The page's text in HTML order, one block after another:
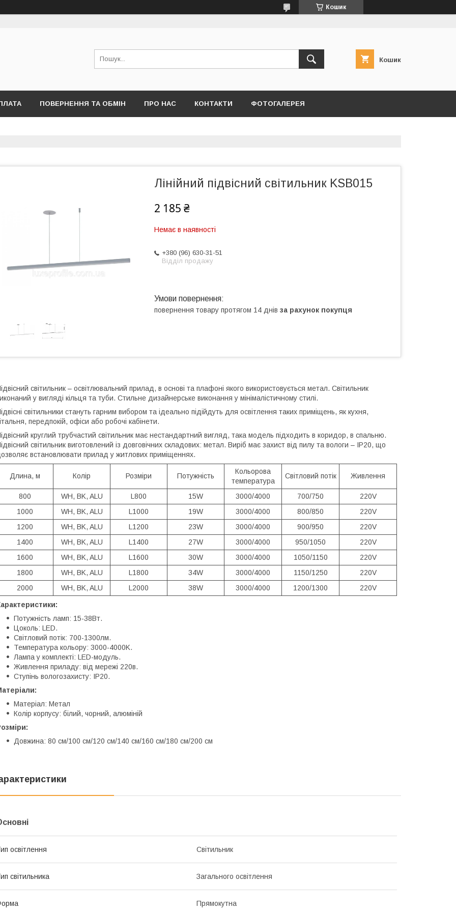
Кошик
Кошик
ПОВЕРНЕННЯ ТА ОБМІН ПРО НАС КОНТАКТИ ФОТОГАЛЕРЕЯ
Лінійний підвісний світильник KSB015
2 185 ₴
Немає в наявності
+380 (96) 630-31-51
Відділ продажу
повернення товару протягом 14 днів за рахунок покупця
світильник – освітлювальний прилад, в основі та плафоні якого використовується метал. Світильник
у вигляді кільця та туби. Стильне дизайнерське виконання у мінімалістичному стилі.
світильники стануть гарним вибором та ідеально підійдуть для освітлення таких приміщень, як кухня,
передпокій, офіси або робочі кабінети.
круглий трубчастий світильник має нестандартний вигляд, така модель підходить в коридор, в спальню.
світильник виготовлений із довговічних складових: метал. Виріб має захист від пилу та вологи – IP20, що
встановлювати прилад у житлових приміщеннях.
Длина, м Колір Розміри Потужність
Кольорова
температура
Світловий потік Живлення
800 WH, BK, ALU L800 15W 3000/4000 700/750
220V
1000
WH, BK, ALU L1000 19W 3000/4000 800/850
220V
1200
WH, BK, ALU L1200 23W 3000/4000 900/950
220V
1400
WH, BK, ALU L1400 27W 3000/4000 950/1050
220V
1600
WH, BK, ALU L1600 30W 3000/4000 1050/1150
220V
1800
WH, BK, ALU L1800 34W 3000/4000 1150/1250
220V
2000
WH, BK, ALU L2000 38W 3000/4000 1200/1300 220V
Потужність ламп: 15-38Вт.
Цоколь: LED.
Світловий потік: 700-1300лм.
Температура кольору: 3000-4000K.
Лампа у комплекті: LED-модуль.
Живлення приладу: від мережі 220в.
Ступінь вологозахисту: IP20.
Матеріал: Метал
Колір корпусу: білий, чорний, алюміній
Довжина: 80 см/100 см/120 см/140 см/160 см/180 см/200 см
освітлення Світильник
світильника Загального освітлення
Прямокутна